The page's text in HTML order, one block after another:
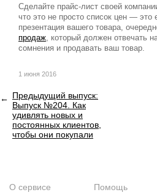
Сделайте прайс-лист своей
что это не просто список цен — это
презентация вашего товара,
продаж , который должен отвечать
сомнения и продавать ваш товар.
1 июня 2016
Предыдущий выпуск:
Выпуск №204. Как
удивлять новых и
постоянных клиентов,
чтобы они покупали
О сервисе Помощь